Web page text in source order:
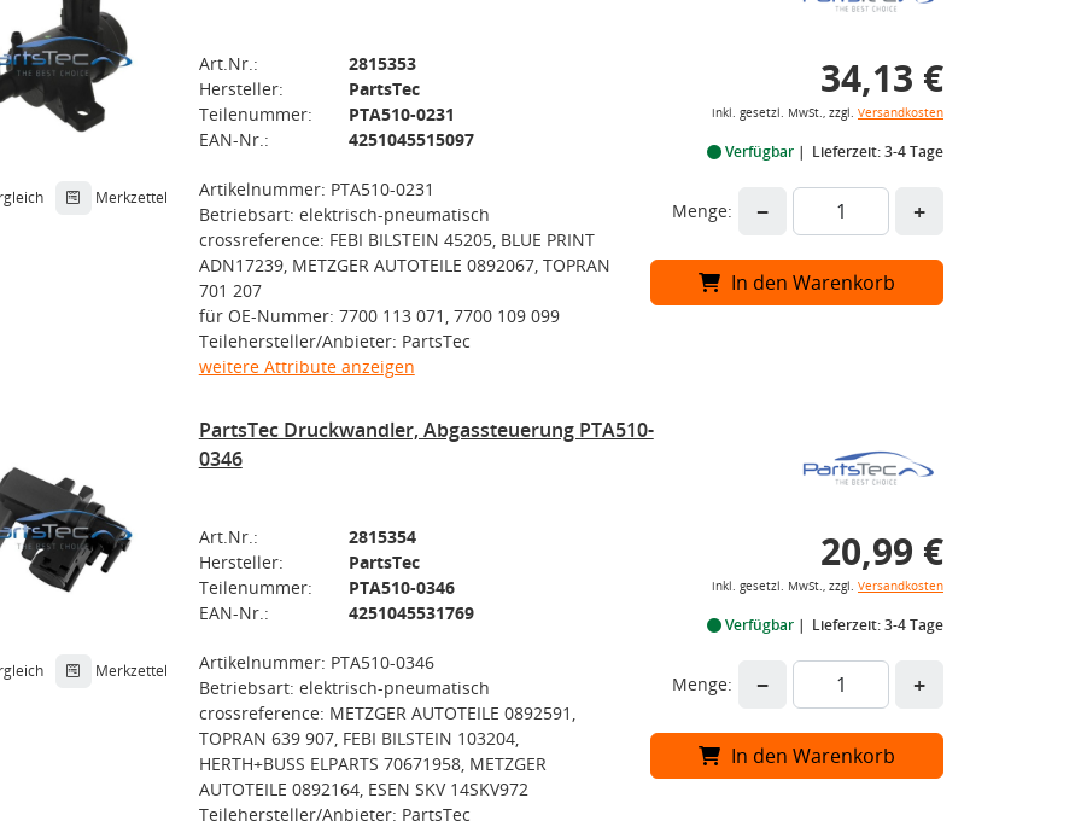
Merkzettel
Art.Nr.:
2815353
Hersteller:
PartsTec
Teilenummer:
PTA510-0231
EAN-Nr.:
4251045515097
Artikelnummer: PTA510-0231
Betriebsart: elektrisch-pneumatisch
crossreference: FEBI BILSTEIN 45205, BLUE PRINT
ADN17239, METZGER AUTOTEILE 0892067, TOPRAN
701 207
für OE-Nummer: 7700 113 071, 7700 109 099
Teilehersteller/Anbieter: PartsTec
weitere Attribute anzeigen
34,13 €
inkl. gesetzl. MwSt., zzgl. Versandkosten
Verfügbar Lieferzeit: 3-4 Tage
Menge: − +
In den Warenkorb
Merkzettel
PartsTec Druckwandler, Abgassteuerung PTA510-
0346
Art.Nr.:
2815354
Hersteller:
PartsTec
Teilenummer:
PTA510-0346
EAN-Nr.:
4251045531769
Artikelnummer: PTA510-0346
Betriebsart: elektrisch-pneumatisch
crossreference: METZGER AUTOTEILE 0892591,
TOPRAN 639 907, FEBI BILSTEIN 103204,
HERTH+BUSS ELPARTS 70671958, METZGER
AUTOTEILE 0892164, ESEN SKV 14SKV972
Teilehersteller/Anbieter: PartsTec
20,99 €
inkl. gesetzl. MwSt., zzgl. Versandkosten
Verfügbar Lieferzeit: 3-4 Tage
Menge: − +
In den Warenkorb